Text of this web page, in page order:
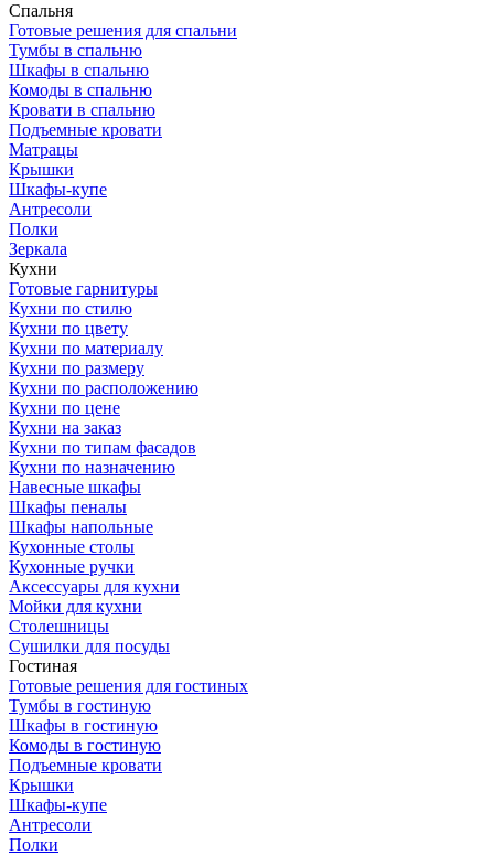
Спальня
Готовые решения для спальни
Тумбы в спальню
Шкафы в спальню
Комоды в спальню
Кровати в спальню
Подъемные кровати
Матрацы
Крышки
Шкафы-купе
Антресоли
Полки
Зеркала
Кухни
Готовые гарнитуры
Кухни по стилю
Кухни по цвету
Кухни по материалу
Кухни по размеру
Кухни по расположению
Кухни по цене
Кухни на заказ
Кухни по типам фасадов
Кухни по назначению
Навесные шкафы
Шкафы пеналы
Шкафы напольные
Кухонные столы
Кухонные ручки
Аксессуары для кухни
Мойки для кухни
Столешницы
Сушилки для посуды
Гостиная
Готовые решения для гостиных
Тумбы в гостиную
Шкафы в гостиную
Комоды в гостиную
Подъемные кровати
Крышки
Шкафы-купе
Антресоли
Полки